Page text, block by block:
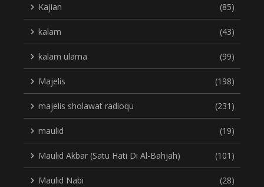
Kajian (85)
kalam (43)
kalam ulama (99)
Majelis (198)
majelis sholawat radioqu (231)
maulid (19)
Maulid Akbar (Satu Hati Di Al-Bahjah) (101)
Maulid Nabi (28)